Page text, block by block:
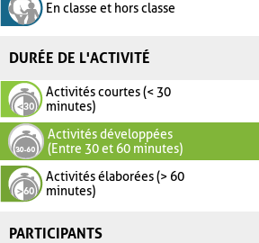
En classe et hors classe
DURÉE DE L'ACTIVITÉ
Activités courtes (< 30
minutes)
Activités développées
(Entre 30 et 60 minutes)
Activités élaborées (> 60
minutes)
PARTICIPANTS